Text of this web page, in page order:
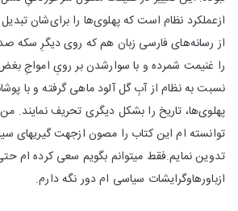
ازعملکرد نظام است که پهلوی‌ها را برای‌شان
از رسانه‌های فارسی زبان هم که روی دیگرِ سکه
را غنیمت شمرده و با سوارشدن بر رویِ امواجِ
نسبت به نظام از آبِ گل آلود ماهی گرفته و با
پهلوی‌ها، تاریخ را بشکل دیگری تحریف نمایند.
توانسته ام این کتاب را مصون ازجهت گیریهای
تدوین نمایم.فقط میتوانم بگویم سعی کرده ام حتی
ازباورهاوگرایشات سیاسی ام دور نگه دارم.